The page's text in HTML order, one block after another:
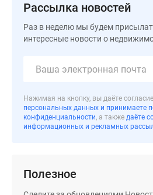
Новой
Москве
коттеджные
Строящиеся
коттеджные
поселки
Рассылка новостей
Раз в неделю мы будем
интересные новости о
Нажимая на кнопку, вы даёте
персональных данных и принимаете
конфиденциальности, а также даёте
информационных и рекламных
Полезное